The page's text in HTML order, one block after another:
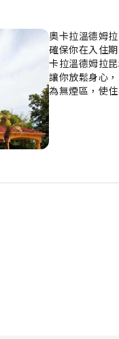
奧卡拉溫德姆
確保你在入住
卡拉溫德姆拉
讓你放鬆身心
為無煙區，使
客房配備了空